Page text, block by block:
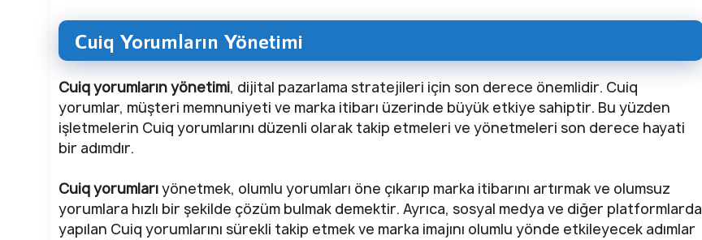
Cuiq Yorumların Yönetimi
Cuiq yorumların yönetimi, dijital pazarlama stratejileri için son derece önemlidir. Cuiq
yorumlar, müşteri memnuniyeti ve marka itibarı üzerinde büyük etkiye sahiptir. Bu yüzden
işletmelerin Cuiq yorumlarını düzenli olarak takip etmeleri ve yönetmeleri son derece hayati
bir adımdır.
Cuiq yorumlarıyönetmek, olumlu yorumları öne çıkarıp marka itibarını artırmak ve olumsuz
yorumlara hızlı bir şekilde çözüm bulmak demektir. Ayrıca, sosyal medya ve diğer platformlarda
yapılan Cuiq yorumlarını sürekli takip etmek ve marka imajını olumlu yönde etkileyecek adımlar